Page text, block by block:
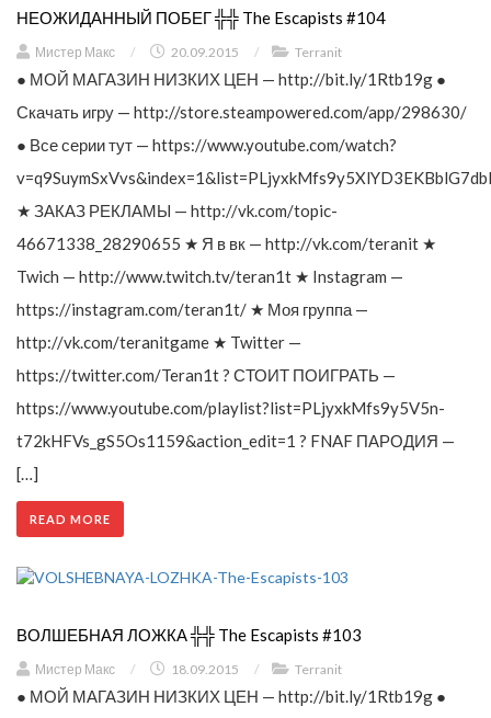
НЕОЖИДАННЫЙ ПОБЕГ ╬╬ The Escapists #104
Мистер Макс / 20.09.2015 / Terranit
● МОЙ МАГАЗИН НИЗКИХ ЦЕН — http://bit.ly/1Rtb19g ●
Скачать игру — http://store.steampowered.com/app/298630/
● Все серии тут — https://www.youtube.com/watch?
★ ЗАКАЗ РЕКЛАМЫ — http://vk.com/topic-
46671338_28290655 ★ Я в вк — http://vk.com/teranit ★
Twich — http://www.twitch.tv/teran1t ★ Instagram —
https://instagram.com/teran1t/ ★ Моя группа —
http://vk.com/teranitgame ★ Twitter —
https://twitter.com/Teran1t ? СТОИТ ПОИГРАТЬ —
https://www.youtube.com/playlist?list=PLjyxkMfs9y5V5n-
t72kHFVs_gS5Os1159&action_edit=1 ? FNAF ПАРОДИЯ —
[…]
READ MORE
ВОЛШЕБНАЯ ЛОЖКА ╬╬ The Escapists #103
Мистер Макс / 18.09.2015 / Terranit
● МОЙ МАГАЗИН НИЗКИХ ЦЕН — http://bit.ly/1Rtb19g ●